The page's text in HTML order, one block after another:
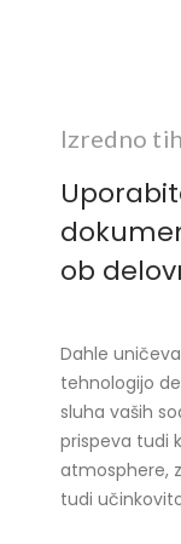
Izredno
ob
Dahle
tehnologijo
sluha vaših
prispeva tudi
atmosphere,
tudi